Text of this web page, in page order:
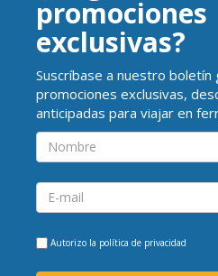
promociones
exclusivas?
Suscríbase a nuestro boletín
promociones exclusivas,
anticipadas para viajar en
Autorizo la política de privacidad